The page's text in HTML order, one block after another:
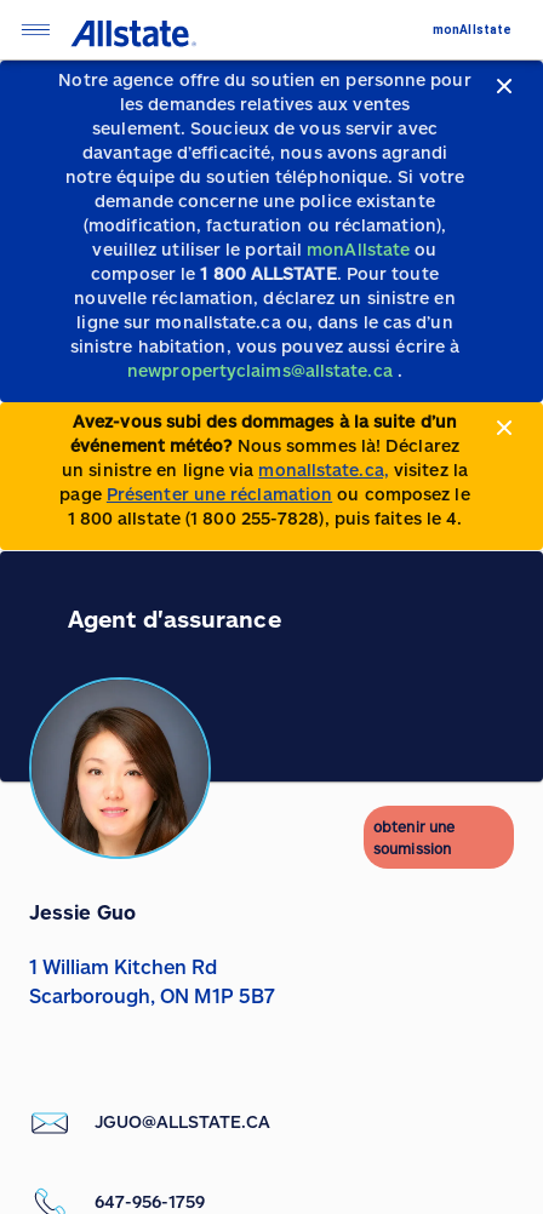
Notre agence offre du soutien en personne pour
les demandes relatives aux ventes
seulement.Soucieux de vous servir avec
davantage d’efficacité, nous avons agrandi
notre équipe du soutien téléphonique.Si votre
demande concerne une police existante
(modification, facturation ou réclamation),
veuillez utiliser le portail monAllstate ou
composer le1 800 ALLSTATE. Pour toute
nouvelle réclamation, déclarez un sinistre en
ligne sur monallstate.ca ou, dans le cas d’un
sinistre habitation, vous pouvez aussi écrire à
newpropertyclaims@allstate.ca .
Avez-vous subi des dommages à la suite d’un
événement météo? Nous sommes là! Déclarez
un sinistre en ligne via monallstate.ca, visitez la
page Présenter une réclamation ou composez le
1 800 allstate (1 800 255-7828), puis faites le 4.
monAllstate
Agent d'assurance
obtenir une
soumission
Jessie Guo
1 William Kitchen Rd
Scarborough, ON M1P 5B7
JGUO@ALLSTATE.CA
647-956-1759